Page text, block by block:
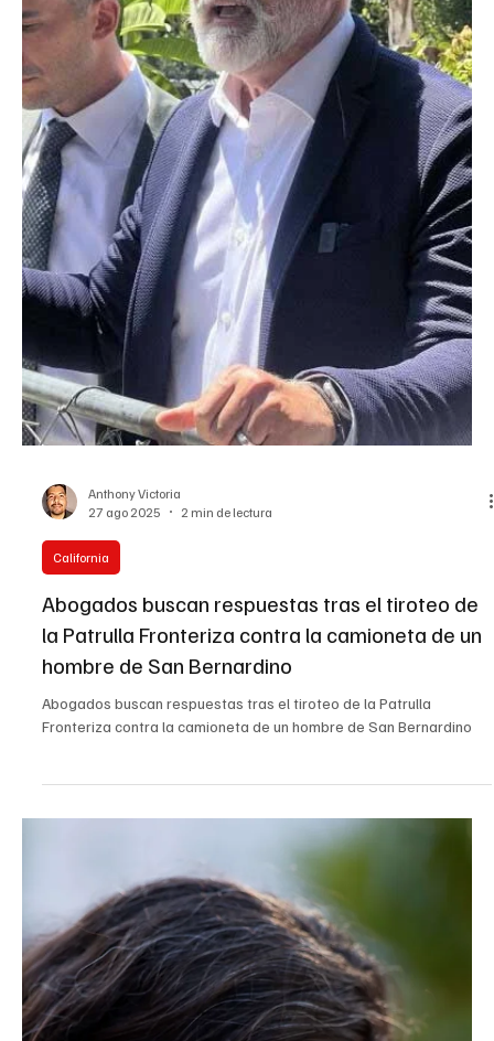
EL INFORMADOR DEL VALLE
28 ago 2025
3 min de lectura
California
El Lago se Iluminará el Fin de Semana del Día del
Trabajo
El Lago se Iluminará el Fin de Semana del Día del Trabajo